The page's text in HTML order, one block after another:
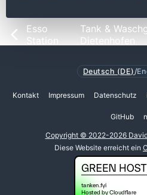
Esso
Station
Tank &
Dietenhofen
Deutsch (DE) /
Kontakt Impressum Datenschutz
GitHub
Copyright © 2022-2026
Diese Website erreicht ein